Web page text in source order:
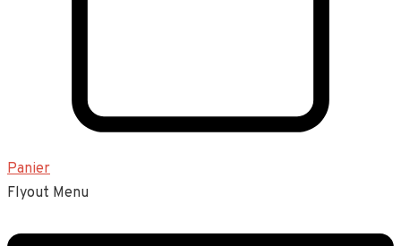
Panier
Flyout Menu